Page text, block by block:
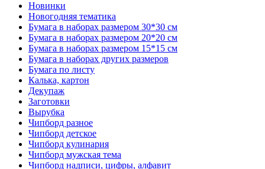
Новинки
Новогодняя тематика
Бумага в наборах размером 30*30 см
Бумага в наборах размером 20*20 см
Бумага в наборах размером 15*15 см
Бумага в наборах других размеров
Бумага по листу
Калька, картон
Декупаж
Заготовки
Вырубка
Чипборд разное
Чипборд детское
Чипборд кулинария
Чипборд мужская тема
Чипборд надписи, цифры, алфавит